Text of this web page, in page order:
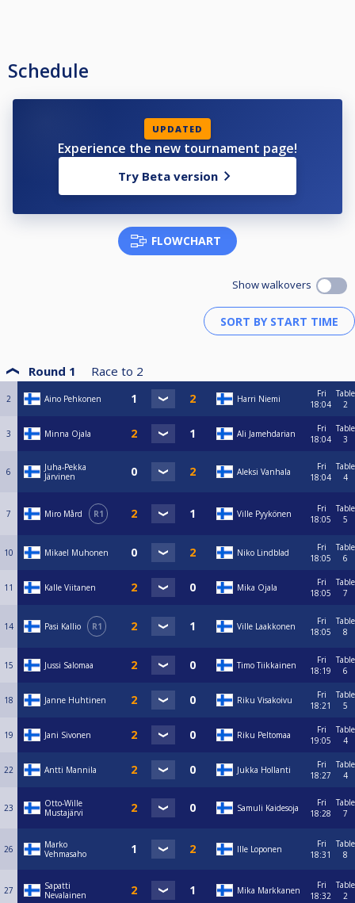
Schedule
UPDATED
Experience the new tournament page!
Try Beta version
FLOWCHART
Show walkovers
Round 1 Race to 2
2 Aino Pehkonen Harri Niemi
Fri
18:04
Table
2
3 Minna Ojala Ali Jamehdarian
Fri
18:04
Table
3
6
Juha-Pekka
Järvinen
Aleksi Vanhala
Fri
18:04
Table
4
7 Miro Mård R1 Ville Pyykönen
Fri
18:05
Table
5
10 Mikael Muhonen Niko Lindblad
Fri
18:05
Table
6
11 Kalle Viitanen Mika Ojala
Fri
18:05
Table
7
14 Pasi Kallio R1 Ville Laakkonen
Fri
18:05
Table
8
15 Jussi Salomaa Timo Tiikkainen
Fri
18:19
Table
6
18 Janne Huhtinen Riku Visakoivu
Fri
18:21
Table
5
19 Jani Sivonen Riku Peltomaa
Fri
19:05
Table
4
22 Antti Mannila Jukka Hollanti
Fri
18:27
Table
4
23
Otto-Wille
Mustajärvi
Samuli Kaidesoja
Fri
18:28
Table
7
26
Marko
Vehmasaho
Ille Loponen
Fri
18:31
Table
8
27
Sapatti
Nevalainen
Mika Markkanen
Fri
18:32
Table
2